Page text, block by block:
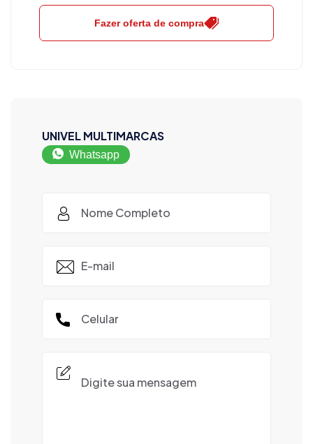
Fazer oferta de compra
UNIVEL MULTIMARCAS
Whatsapp